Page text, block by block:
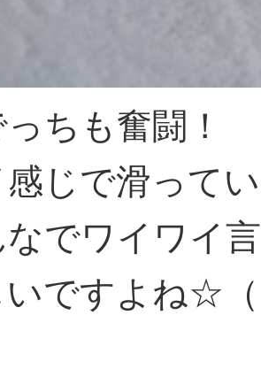
ちも奮闘！
感じで滑って
でワイワイ
いですよね☆